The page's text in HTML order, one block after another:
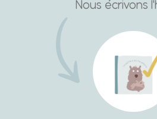
Nous écrivons